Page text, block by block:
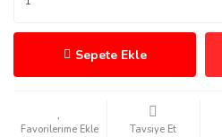
Sepete Ekle
Tavsiye Et